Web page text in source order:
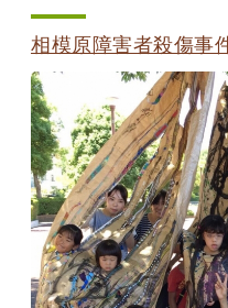
相模原障害者殺傷事